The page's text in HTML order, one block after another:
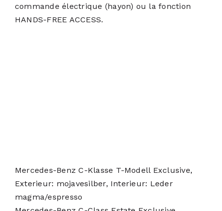
commande électrique (hayon) ou la fonction
HANDS-FREE ACCESS.
Mercedes-Benz C-Klasse T-Modell Exclusive,
Exterieur: mojavesilber, Interieur: Leder
magma/espresso